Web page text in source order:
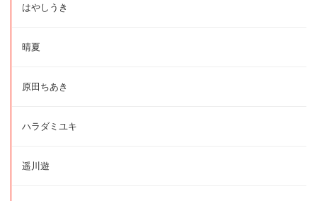
はやしうき
晴夏
原田ちあき
ハラダミユキ
遥川遊